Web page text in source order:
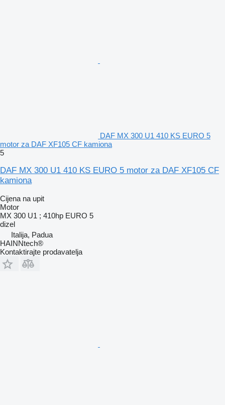
DAF MX 300 U1 410 KS EURO 5
motor za DAF XF105 CF kamiona
5
DAF MX 300 U1 410 KS EURO 5 motor za DAF XF105 CF
kamiona
Cijena na upit
Motor
MX 300 U1 ; 410hp EURO 5
dizel
Italija, Padua
HAINNtech®
Kontaktirajte prodavatelja